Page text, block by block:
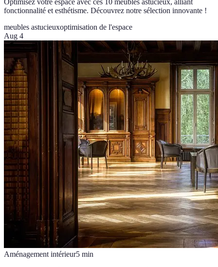
fonctionnalité et esthétisme. Découvrez notre sélection innovante !
meubles astucieuxoptimisation de l'espace
Aug 4
Aménagement intérieur5 min